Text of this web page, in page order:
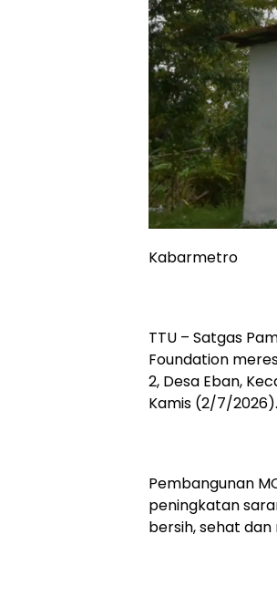
Kabarmetro
TTU – Satgas
Foundation
2, Desa Eban,
Kamis (2/7/2026).
Pembangunan
peningkatan
bersih, sehat